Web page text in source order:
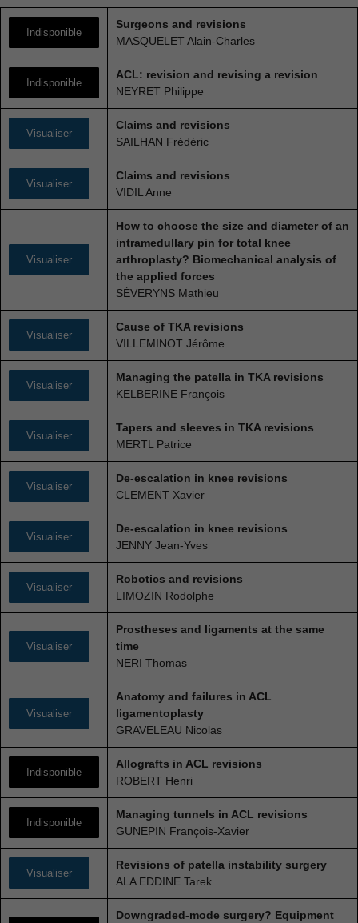
Indisponible
Surgeons and revisions
MASQUELET Alain-Charles
Indisponible
ACL: revision and revising a revision
NEYRET Philippe
Visualiser
Claims and revisions
SAILHAN Frédéric
Visualiser
Claims and revisions
VIDIL Anne
Visualiser
How to choose the size and diameter of an
intramedullary pin for total knee
arthroplasty? Biomechanical analysis of
the applied forces
SÉVERYNS Mathieu
Visualiser
Cause of TKA revisions
VILLEMINOT Jérôme
Visualiser
Managing the patella in TKA revisions
KELBERINE François
Visualiser
Tapers and sleeves in TKA revisions
MERTL Patrice
Visualiser
De-escalation in knee revisions
CLEMENT Xavier
Visualiser
De-escalation in knee revisions
JENNY Jean-Yves
Visualiser
Robotics and revisions
LIMOZIN Rodolphe
Visualiser
Prostheses and ligaments at the same
time
NERI Thomas
Visualiser
Anatomy and failures in ACL
ligamentoplasty
GRAVELEAU Nicolas
Indisponible
Allografts in ACL revisions
ROBERT Henri
Indisponible
Managing tunnels in ACL revisions
GUNEPIN François-Xavier
Visualiser
Revisions of patella instability surgery
ALA EDDINE Tarek
Downgraded-mode surgery? Equipment